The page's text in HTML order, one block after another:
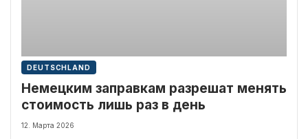
DEUTSCHLAND
Немецким заправкам разрешат менять
стоимость лишь раз в день
12. Марта 2026